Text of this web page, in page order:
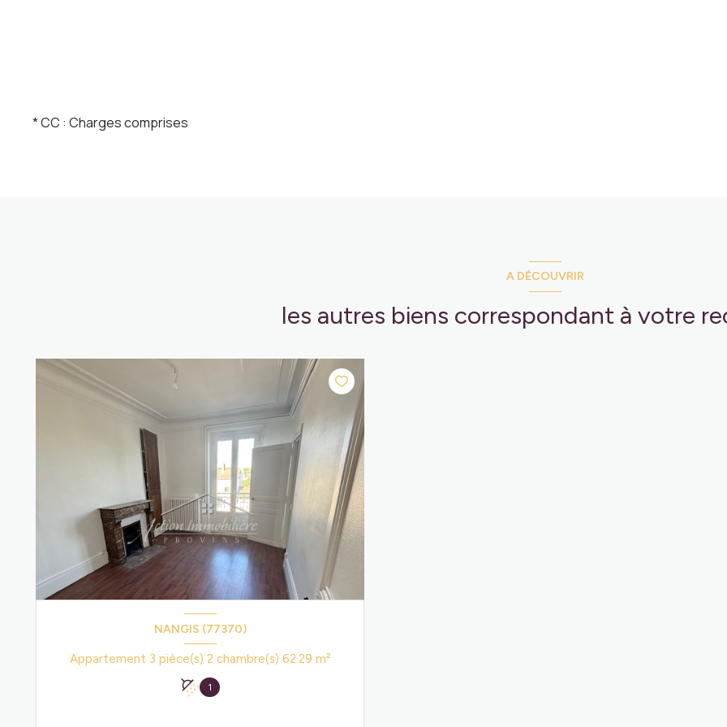
* CC : Charges comprises
A DÉCOUVRIR
les autres biens correspondant à votre
NANGIS (77370)
Appartement 3 pièce(s) 2 chambre(s) 62.29 m²
1